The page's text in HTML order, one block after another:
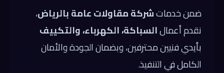
ضمن خدماتشركة مقاولات عامة بالرياض،
نقدم أعمالالسباكة، الكهرباء، والتكييف
بأيدي فنيين محترفين، وبضمان الجودة والأمان
الكامل في التنفيذ.